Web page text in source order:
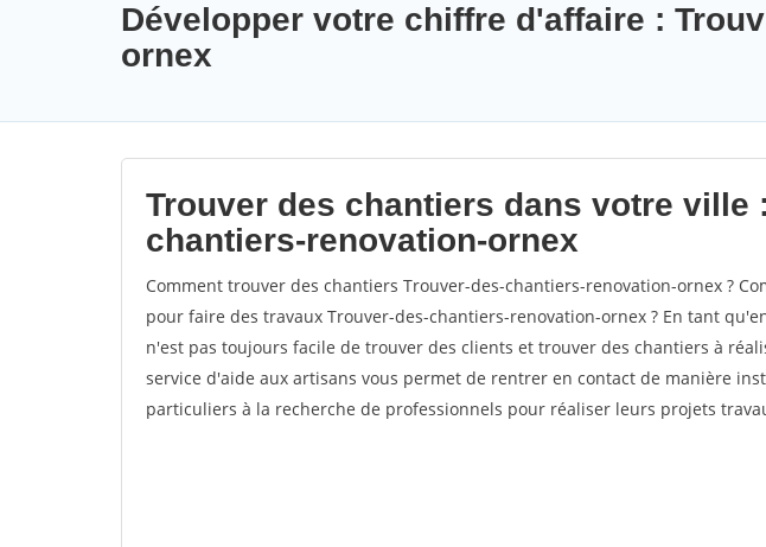
Développer votre chiffre d'affaire :
ornex
Trouver des chantiers dans votre ville
chantiers-renovation-ornex
Comment trouver des chantiers Trouver-des-chantiers-renovation-ornex ?
pour faire des travaux Trouver-des-chantiers-renovation-ornex ? En tant
n'est pas toujours facile de trouver des clients et trouver des chantiers à
service d'aide aux artisans vous permet de rentrer en contact de manière
particuliers à la recherche de professionnels pour réaliser leurs projets